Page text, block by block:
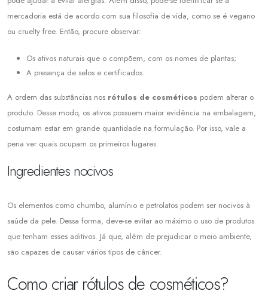
mercadoria está de acordo com sua filosofia de vida, como se é vegano
ou cruelty free. Então, procure observar:
Os ativos naturais que o compõem, com os nomes de plantas;
A presença de selos e certificados.
A ordem das substâncias nos rótulos de cosméticos podem alterar o
produto. Desse modo, os ativos possuem maior evidência na embalagem,
costumam estar em grande quantidade na formulação. Por isso, vale a
pena ver quais ocupam os primeiros lugares.
Ingredientes nocivos
Os elementos como chumbo, alumínio e petrolatos podem ser nocivos à
saúde da pele. Dessa forma, deve-se evitar ao máximo o uso de produtos
que tenham esses aditivos. Já que, além de prejudicar o meio ambiente,
são capazes de causar vários tipos de câncer.
Como criar rótulos de cosméticos?